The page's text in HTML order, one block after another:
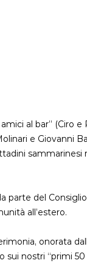
al bar” (Ciro e
e Giovanni
sammarinesi
parte del
all’estero.
onorata
nostri “primi 50